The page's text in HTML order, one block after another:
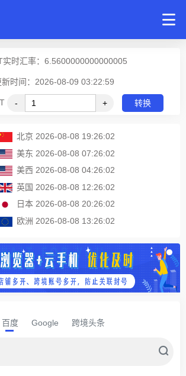
时汇率： 6.5600000000000005
新时间：2026-08-09 03:22:59
- + 转换
北京 2026-08-08 19:26:02
美东 2026-08-08 07:26:02
美西 2026-08-08 04:26:02
英国 2026-08-08 12:26:02
日本 2026-08-08 20:26:02
欧洲 2026-08-08 13:26:02
百度 Google 跨境头条